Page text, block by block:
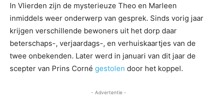
In Vlierden zijn de mysterieuze Theo en Marleen
inmiddels weer onderwerp van gesprek. Sinds vorig jaar
krijgen verschillende bewoners uit het dorp daar
beterschaps-, verjaardags-, en verhuiskaartjes van de
twee onbekenden. Later werd in januari van dit jaar de
scepter van Prins Corné gestolen door het koppel.
- Advertentie -